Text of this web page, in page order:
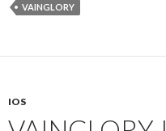
VAINGLORY
IOS